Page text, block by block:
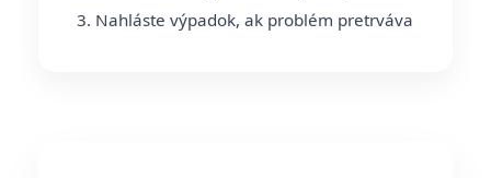
Nahláste výpadok, ak problém pretrváva